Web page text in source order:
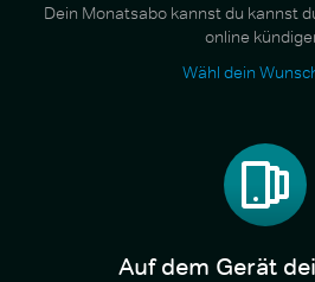
Dein Monatsabo kannst du kannst
online
Wähl dein
Auf dem Gerät